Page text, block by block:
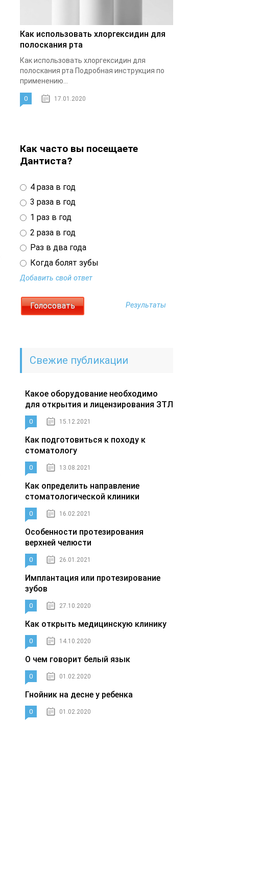
Как использовать хлоргексидин для
полоскания рта
Как использовать хлоргексидин для
полоскания рта Подробная инструкция по
применению...
0 17.01.2020
Как часто вы посещаете
Дантиста?
4 раза в год
3 раза в год
1 раз в год
2 раза в год
Раз в два года
Когда болят зубы
Добавить свой ответ
Результаты
Свежие публикации
Какое оборудование необходимо
для открытия и лицензирования ЗТЛ
0 15.12.2021
Как подготовиться к походу к
стоматологу
0 13.08.2021
Как определить направление
стоматологической клиники
0 16.02.2021
Особенности протезирования
верхней челюсти
0 26.01.2021
Имплантация или протезирование
зубов
0 27.10.2020
Как открыть медицинскую клинику
0 14.10.2020
О чем говорит белый язык
0 01.02.2020
Гнойник на десне у ребенка
0 01.02.2020